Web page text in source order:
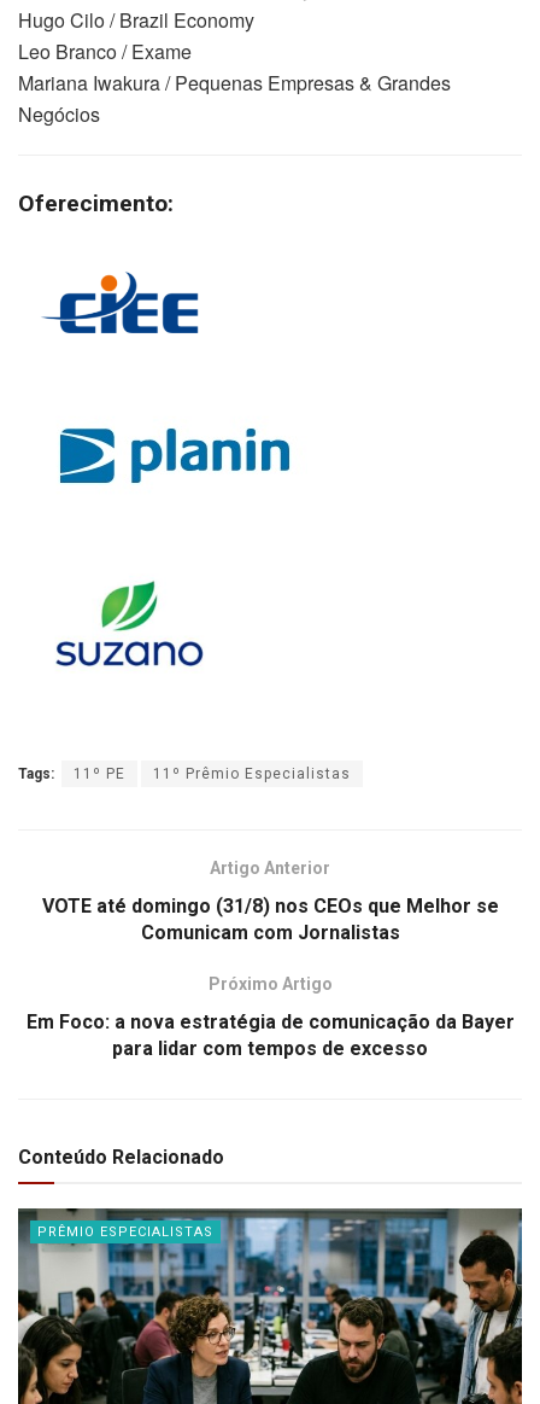
Hugo Cilo / Brazil Economy
Leo Branco / Exame
Mariana Iwakura / Pequenas Empresas & Grandes
Negócios
Oferecimento:
Tags: 11º PE 11º Prêmio Especialistas
Artigo Anterior
VOTE até domingo (31/8) nos CEOs que Melhor se
Comunicam com Jornalistas
Próximo Artigo
Em Foco: a nova estratégia de comunicação da Bayer
para lidar com tempos de excesso
Conteúdo Relacionado
PRÊMIO ESPECIALISTAS